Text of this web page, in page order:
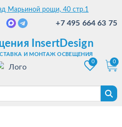
Марьиной рощи, 40 стр.1
+7 495 664 63 75
InsertDesign
И МОНТАЖ ОСВЕЩЕНИЯ
0
0